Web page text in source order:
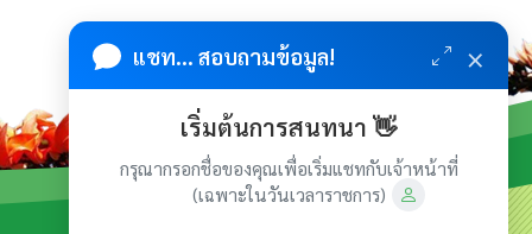
แชท... สอบถามข้อมูล! ×
เริ่มต้นการสนทนา 👋
กรุณากรอกชื่อของคุณเพื่อเริ่มแชทกับเจ้าหน้าที่
(เฉพาะในวันเวลาราชการ)